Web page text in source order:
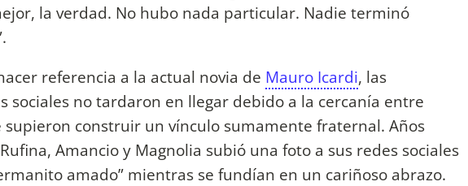
la verdad. No hubo nada particular. Nadie terminó
referencia a la actual novia de Mauro Icardi, las
sociales no tardaron en llegar debido a la cercanía entre
supieron construir un vínculo sumamente fraternal. Años
Amancio y Magnolia subió una foto a sus redes sociales
amado” mientras se fundían en un cariñoso abrazo.